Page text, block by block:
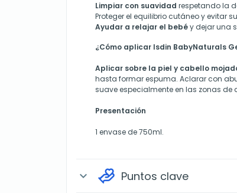
Limpiar con suavidad respetando la
Proteger el equilibrio cutáneo y evitar
Ayudar a relajar el bebéy dejar una
¿Cómo aplicar Isdin BabyNaturals
Aplicar sobre la piel y cabello
hasta formar espuma. Aclarar con
suave especialmente en las zonas
Presentación
1 envase de 750ml.
expand_more Puntos clave